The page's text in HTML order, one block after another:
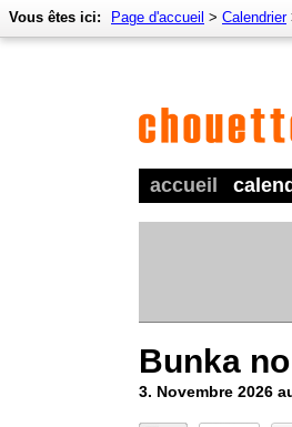
accueil
Vous êtes ici: Page d'accueil > Calendrier
Bunka
3. Novembre 2026